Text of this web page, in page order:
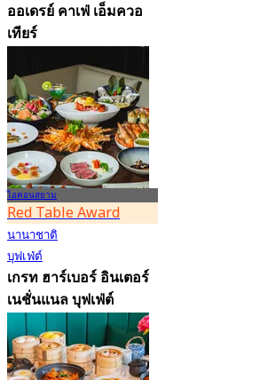
ออเดรย์ คาเฟ่ เอ็มควอ
เทียร์
50.1K การจอง
จาก฿ 149.5
ไอคอนสยาม
Red Table Award
นานาชาติ
บุฟเฟ่ต์
เกรท ฮาร์เบอร์ อินเตอร์
เนชั่นแนล บุฟเฟ่ต์
4.7
91.1K การจอง
จาก฿ 999